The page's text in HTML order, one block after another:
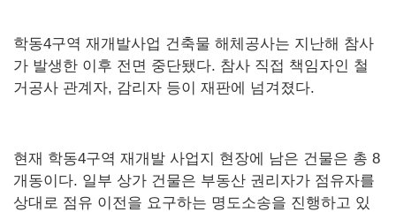
학동4구역 재개발사업 건축물 해체공사는 지난해 참사
가 발생한 이후 전면 중단됐다. 참사 직접 책임자인 철
거공사 관계자, 감리자 등이 재판에 넘겨졌다.
현재 학동4구역 재개발 사업지 현장에 남은 건물은 총 8
개동이다. 일부 상가 건물은 부동산 권리자가 점유자를
상대로 점유 이전을 요구하는 명도소송을 진행하고 있